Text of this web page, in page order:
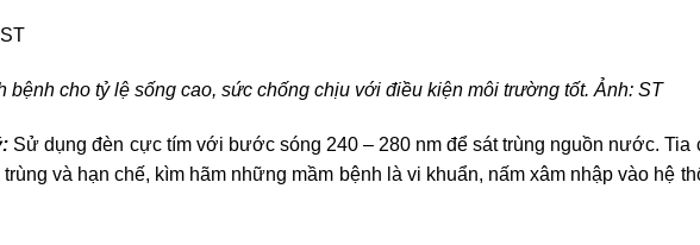
bệnh cho tỷ lệ sống cao, sức chống chịu với điều kiện môi trường tốt. Ảnh: ST
Sử dụng đèn cực tím với bước sóng 240 – 280 nm để sát trùng nguồn nước. Tia
và hạn chế, kìm hãm những mầm bệnh là vi khuẩn, nấm xâm nhập vào hệ